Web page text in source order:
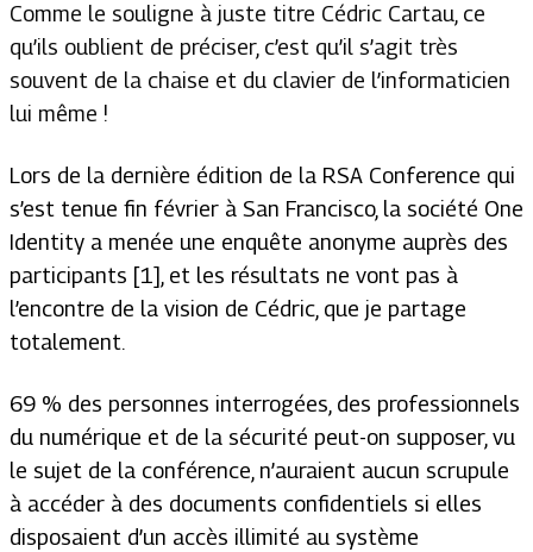
Comme le souligne à juste titre Cédric Cartau, ce
qu’ils oublient de préciser, c’est qu’il s’agit très
souvent de la chaise et du clavier de l’informaticien
lui même !
Lors de la dernière édition de la RSA Conference qui
s’est tenue fin février à San Francisco, la société One
Identity a menée une enquête anonyme auprès des
participants [1], et les résultats ne vont pas à
l’encontre de la vision de Cédric, que je partage
totalement.
69 % des personnes interrogées, des professionnels
du numérique et de la sécurité peut-on supposer, vu
le sujet de la conférence, n’auraient aucun scrupule
à accéder à des documents confidentiels si elles
disposaient d’un accès illimité au système